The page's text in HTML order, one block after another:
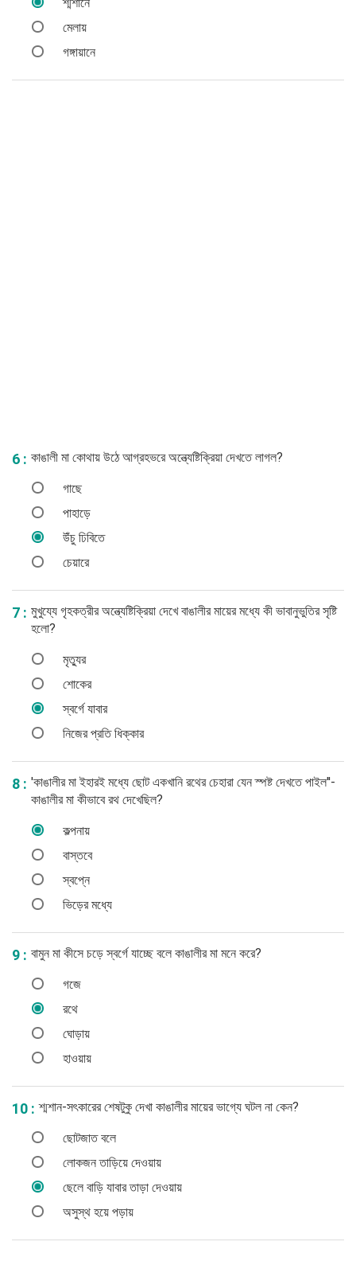
মেলায়
গঙ্গায়ানে
6 : কাঙালী মা কোথায় উঠে আগ্রহভরে অন্ত্যেষ্টিক্রিয়া দেখতে লাগল?
গাছে
পাহাড়ে
উঁচু ঢিবিতে
চেয়ারে
7 : মুখুয্যে গৃহকত্রীর অন্ত্যেষ্টিক্রিয়া দেখে বাঙালীর মায়ের মধ্যে কী ভাবানুভুতির সৃষ্টি
হলো?
মৃত্যুর
শোকের
স্বর্গে যাবার
নিজের প্রতি ধিক্কার
8 : 'কাঙালীর মা ইহারই মধ্যে ছোট একখানি রথের চেহারা যেন স্পষ্ট দেখতে পাইল''-
কাঙালীর মা কীভাবে রথ দেখেছিল?
কল্পনায়
বাস্তবে
স্বপ্নে
ভিড়ের মধ্যে
9 : বামুন মা কীসে চড়ে স্বর্গে যাচ্ছে বলে কাঙালীর মা মনে করে?
গজে
রথে
ঘোড়ায়
হাওয়ায়
10 : শ্মশান-সৎকারের শেষটুকু দেখা কাঙালীর মায়ের ভাগ্যে ঘটল না কেন?
ছোটজাত বলে
লোকজন তাড়িয়ে দেওয়ায়
ছেলে বাড়ি যাবার তাড়া দেওয়ায়
অসুস্থ হয়ে পড়ায়